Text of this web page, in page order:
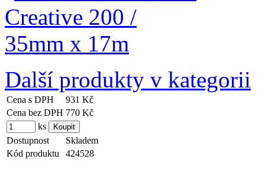
Další produkty v kategorii
Cena s DPH
931 Kč
Cena bez DPH 770 Kč
ks
Dostupnost
Skladem
Kód produktu
424528